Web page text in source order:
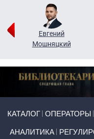
Евгений
Мошняцкий
КАТАЛОГ ОПЕРАТОРЫ
АНАЛИТИКА